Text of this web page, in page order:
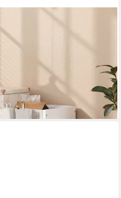
oberem
1-tlg., Mobiler